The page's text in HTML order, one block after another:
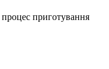
приготування